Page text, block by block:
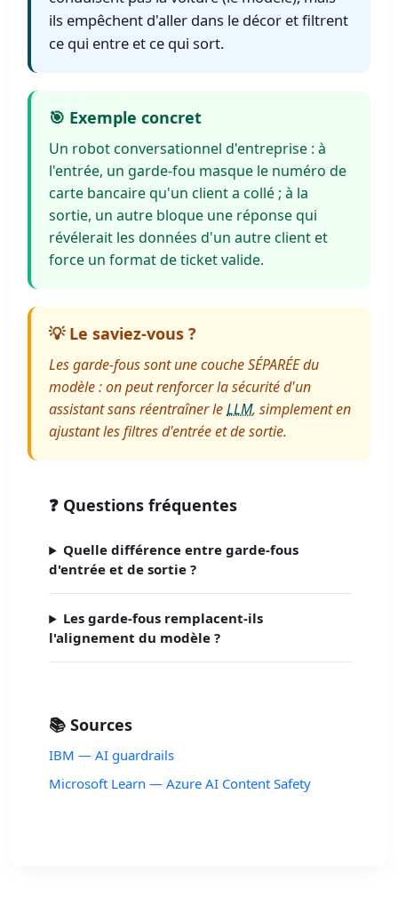
ils empêchent d'aller dans le décor et filtrent
ce qui entre et ce qui sort.
🎯 Exemple concret
Un robot conversationnel d'entreprise : à
l'entrée, un garde-fou masque le numéro de
carte bancaire qu'un client a collé ; à la
sortie, un autre bloque une réponse qui
révélerait les données d'un autre client et
force un format de ticket valide.
💡 Le saviez-vous ?
Les garde-fous sont une couche SÉPARÉE du
modèle : on peut renforcer la sécurité d'un
assistant sans réentraîner leLLM, simplement en
ajustant les filtres d'entrée et de sortie.
❓ Questions fréquentes
Quelle différence entre garde-fous
d'entrée et de sortie ?
Les garde-fous remplacent-ils
l'alignement du modèle ?
📚 Sources
IBM — AI guardrails
Microsoft Learn — Azure AI Content Safety